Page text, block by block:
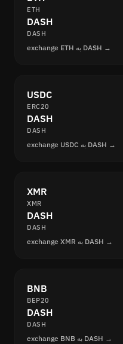
ETH
DASH
DASH
exchange ETH به DASH →
USDC
ERC20
DASH
DASH
exchange USDC به DASH →
XMR
XMR
DASH
DASH
exchange XMR به DASH →
BNB
BEP20
DASH
DASH
exchange BNB به DASH →